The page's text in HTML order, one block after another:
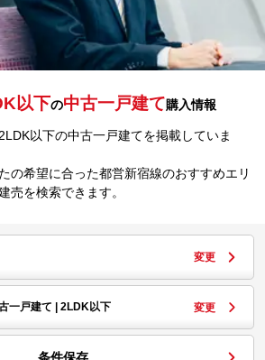
以下の中古一戸建て購入情報
以下の中古一戸建てを掲載していま
の希望に合った都営新宿線のおすすめエリ
売を検索できます。
変更
一戸建て | 2LDK以下 変更
条件保存